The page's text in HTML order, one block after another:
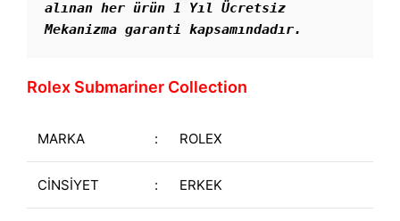
alınan her ürün 1 Yıl Ücretsiz
Mekanizma garanti kapsamındadır.
Rolex Submariner Collection
MARKA : ROLEX
CİNSİYET : ERKEK